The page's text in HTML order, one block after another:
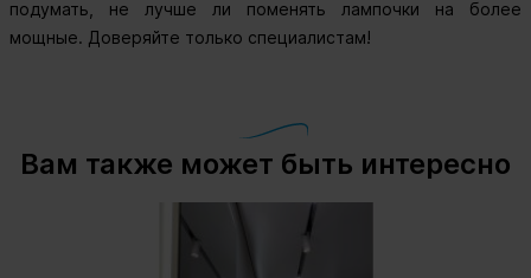
подумать, не лучше ли поменять лампочки на более
мощные. Доверяйте только специалистам!
Вам также может быть интересно